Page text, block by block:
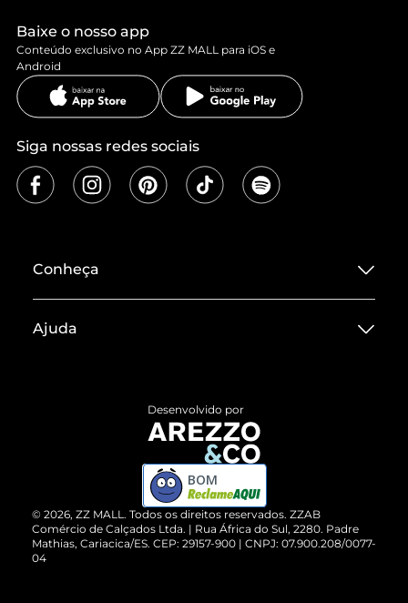
Baixe o nosso app
Conteúdo exclusivo no App ZZ MALL para iOS e
Android
Siga nossas redes sociais
Conheça
Termos de Uso
ZZ MALL é confiável
Cartão Presente
Vendas Corporativas
Ajuda
Devolução do Produto
Compre pelo WhatsApp
© 2026, ZZ MALL. Todos os direitos reservados. ZZAB
Comércio de Calçados Ltda. | Rua África do Sul, 2280. Padre
Mathias, Cariacica/ES. CEP: 29157-900 | CNPJ: 07.900.208/0077-
04
Desenvolvido por
BOM